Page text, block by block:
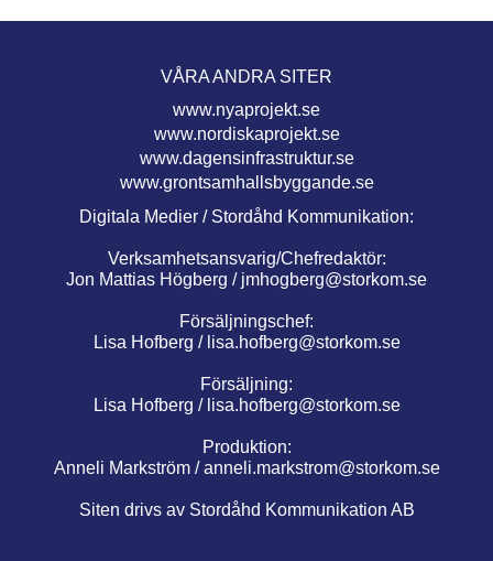
VÅRA ANDRA SITER
www.nyaprojekt.se
www.nordiskaprojekt.se
www.dagensinfrastruktur.se
www.grontsamhallsbyggande.se
Digitala Medier / Stordåhd Kommunikation:
Verksamhetsansvarig/Chefredaktör:
Jon Mattias Högberg / jmhogberg@storkom.se
Försäljningschef:
Lisa Hofberg / lisa.hofberg@storkom.se
Försäljning:
Lisa Hofberg / lisa.hofberg@storkom.se
Produktion:
Anneli Markström /anneli.markstrom@storkom.se
Siten drivs av Stordåhd Kommunikation AB